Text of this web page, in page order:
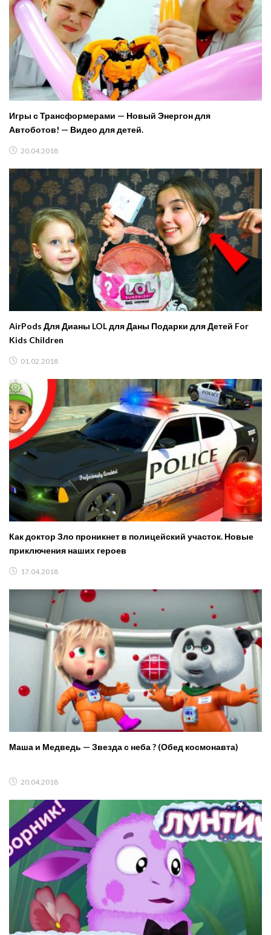
Игры с Трансформерами — Новый Энергон для
Автоботов! — Видео для детей.
20.04.2018
AirPods Для Дианы LOL для Даны Подарки для Детей For
Kids Children
01.02.2018
Как доктор Зло проникнет в полицейский участок. Новые
приключения наших героев
17.04.2018
Маша и Медведь — Звезда с неба ? (Обед космонавта)
20.04.2018